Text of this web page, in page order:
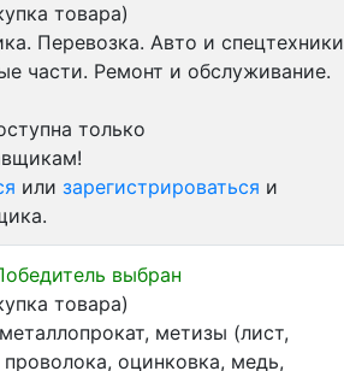
товара)
Перевозка. Авто и спецтехники
части. Ремонт и обслуживание.
только
или зарегистрироваться и
выбран
товара)
метизы (лист,
оцинковка, медь,